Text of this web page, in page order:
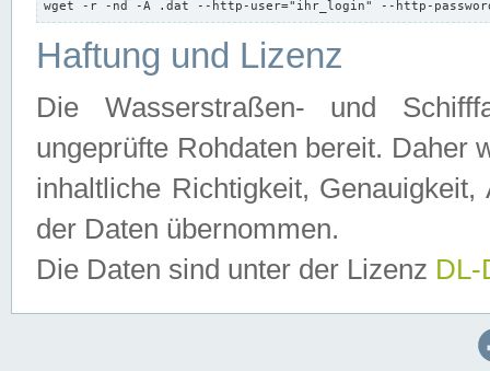
wget -r -nd -A .dat --http-user="ihr_login" --http-
Haftung und Lizenz
Die Wasserstraßen- und
ungeprüfte Rohdaten bereit. Daher
inhaltliche Richtigkeit,
der Daten übernommen.
Die Daten sind unter der Lizenz